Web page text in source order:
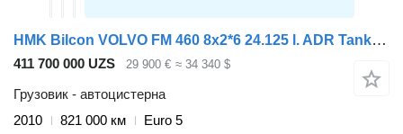
HMK Bilcon VOLVO FM 460 8x2*6 24.125 l. ADR Tanktruck
411 700 000 UZS 29 900 € ≈ 34 340 $
Грузовик - автоцистерна
2010
821 000 км
Euro 5